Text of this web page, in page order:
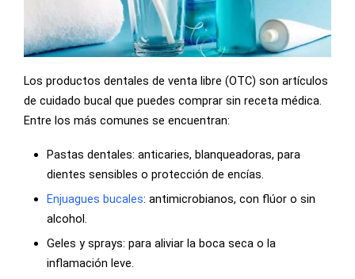
Los productos dentales de venta libre (OTC) son artículos
de cuidado bucal que puedes comprar sin receta médica.
Entre los más comunes se encuentran:
Pastas dentales: anticaries, blanqueadoras, para
dientes sensibles o protección de encías.
Enjuagues bucales: antimicrobianos, con flúor o sin
alcohol.
Geles y sprays: para aliviar la boca seca o la
inflamación leve.